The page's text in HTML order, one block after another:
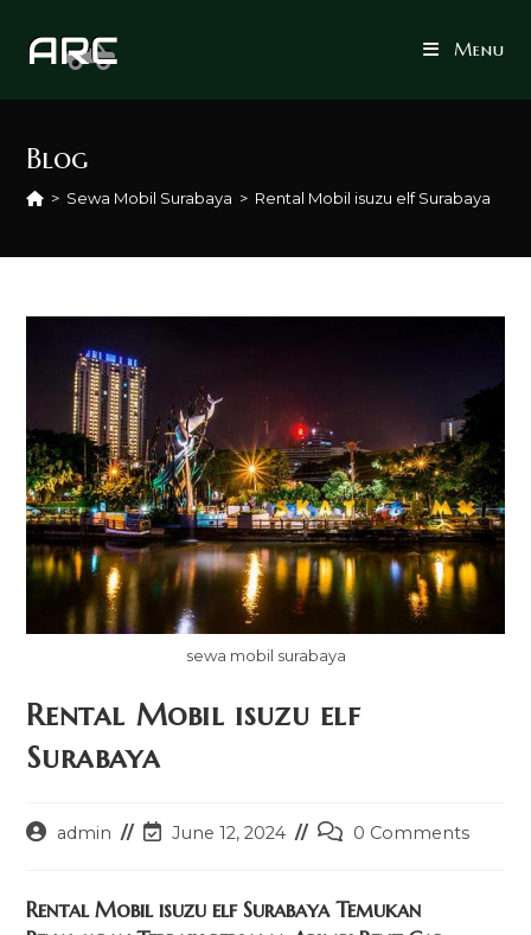
Menu
Blog
> Sewa Mobil Surabaya > Rental Mobil isuzu elf Surabaya
sewa mobil surabaya
Rental Mobil isuzu elf
Surabaya
Postadmin
PostJune 12, 2024
Post0 Comments
Rental Mobil isuzu elf Surabaya Temukan